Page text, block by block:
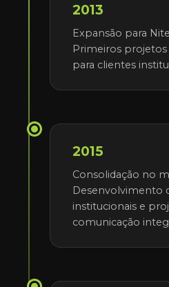
2013
Expansão para
Primeiros projetos
para clientes
2015
Consolidação no
Desenvolvimento
institucionais e
comunicação